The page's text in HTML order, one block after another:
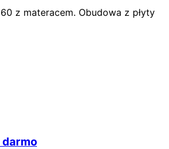
z materacem. Obudowa z płyty
darmo